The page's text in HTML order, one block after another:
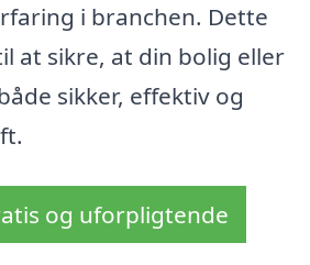
i branchen. Dette
at sikre, at din bolig eller
sikker, effektiv og
og uforpligtende